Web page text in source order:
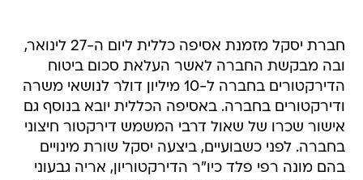
חברת יסקל מזמנת אסיפה כללית ליום ה-27 לינואר,
ובה מבקשת החברה לאשר העלאת סכום ביטוח
הדירקטורים בחברה ל-10 מיליון דולר לנושאי משרה
ודירקטורים בחברה. באסיפה הכללית יובא בנוסף גם
אישור שכרו של שאול דרבי המשמש דירקטור חיצוני
בחברה. לפני כשבועיים, ביצעה יסקל שורת מינויים
בהם מונה רפי פלד כיו"ר הדירקטוריון, אריה גבעוני